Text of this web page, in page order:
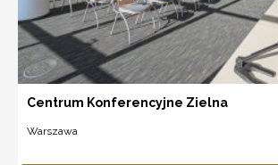
Centrum Konferencyjne Zielna
Warszawa